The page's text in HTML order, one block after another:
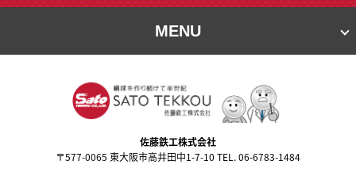
MENU
佐藤鉄⼯株式会社
〒577-0065 東⼤阪市⾼井⽥中1-7-10 TEL. 06-6783-1484